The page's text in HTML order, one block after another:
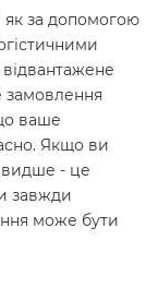
як за допомогою
ваше
Якщо ви
- це
завжди
може бути